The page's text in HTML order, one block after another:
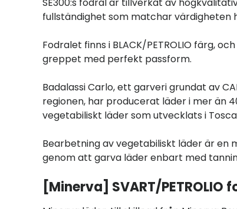
SE300:s fodral är tillverkat av
fullständighet som matchar värdigheten
Fodralet finns i BLACK/PETROLIO färg,
greppet med perfekt passform.
Badalassi Carlo, ett garveri grundat av
regionen, har producerat läder i mer än
vegetabiliskt läder som utvecklats i
Bearbetning av vegetabiliskt läder är en
genom att garva läder enbart med
[Minerva] SVART/PETROLIO